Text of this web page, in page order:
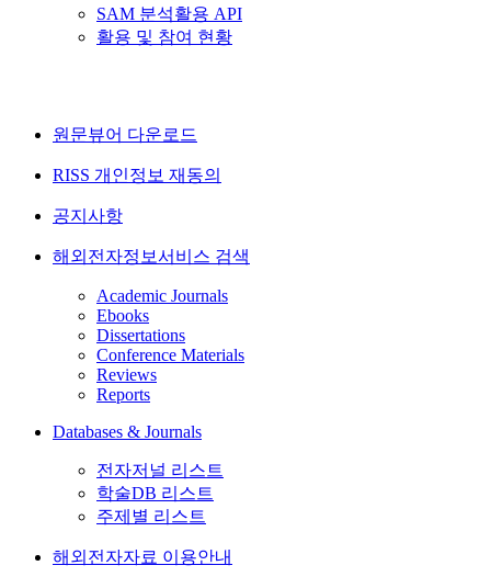
SAM 분석활용 API
활용 및 참여 현황
원문뷰어 다운로드
RISS 개인정보 재동의
공지사항
해외전자정보서비스 검색
Academic Journals
Ebooks
Dissertations
Conference Materials
Reviews
Reports
Databases & Journals
전자저널 리스트
학술DB 리스트
주제별 리스트
해외전자자료 이용안내